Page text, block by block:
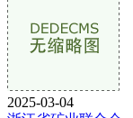
2025-03-04